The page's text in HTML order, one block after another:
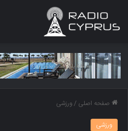
صفحه اصلی /ورزشی
ورزشی